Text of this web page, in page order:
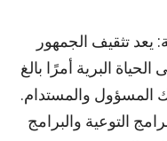
يعد تثقيف الجمهور
البرية أمرًا بالغ
المسؤول والمستدام.
التوعية والبرامج